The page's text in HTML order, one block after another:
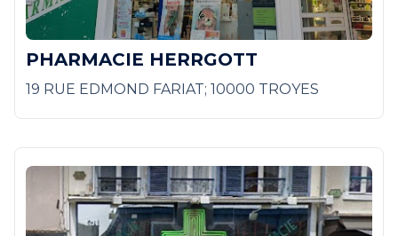
PHARMACIE HERRGOTT
19 RUE EDMOND FARIAT; 10000 TROYES